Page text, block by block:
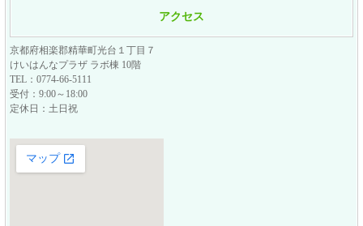
アクセス
京都府相楽郡精華町光台１丁目７
けいはんなプラザ ラボ棟 10階
TEL：0774-66-5111
受付：9:00～18:00
定休日：土日祝